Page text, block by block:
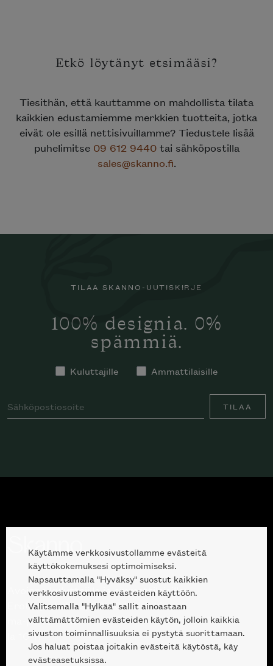
Etkö löytänyt etsimääsi?
Tiesithän, että kauttamme on mahdollista tilata
kaikkien edustamiemme merkkien tuotteita, jotka
eivät ole esillä nettisivuillamme? Tiedustele lisää
puhelimitse 09 612 9440tai sähköpostilla
sales@skanno.fi.
TILAA SKANNO-UUTISKIRJE
100% designia. 0%
spämmiä.
Kuluttajille Ammattilaisille
TILAA
Avoinna kuluttajille ja ammattilaisille:
Erottajankatu 2, 00120 Helsinki
ma-pe 10 — 18
la 10-17
Käytämme verkkosivustollamme evästeitä
käyttökokemuksesi optimoimiseksi.
Napsauttamalla "Hyväksy" suostut kaikkien
verkkosivustomme evästeiden käyttöön.
Valitsemalla "Hylkää" sallit ainoastaan
välttämättömien evästeiden käytön, jolloin kaikkia
sivuston toiminnallisuuksia ei pystytä suorittamaan.
Jos haluat poistaa joitakin evästeitä käytöstä, käy
evästeasetuksissa.